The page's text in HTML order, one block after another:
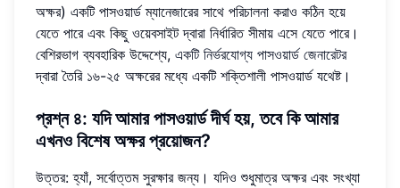
অক্ষর) একটি পাসওয়ার্ড ম্যানেজারের সাথে পরিচালনা করাও কঠিন হয়ে
যেতে পারে এবং কিছু ওয়েবসাইট দ্বারা নির্ধারিত সীমায় এসে যেতে পারে।
বেশিরভাগ ব্যবহারিক উদ্দেশ্যে, একটি নির্ভরযোগ্য পাসওয়ার্ড জেনারেটর
দ্বারা তৈরি ১৬-২৫ অক্ষরের মধ্যে একটি শক্তিশালী পাসওয়ার্ড যথেষ্ট।
প্রশ্ন ৪: যদি আমার পাসওয়ার্ড দীর্ঘ হয়, তবে কি আমার
এখনও বিশেষ অক্ষর প্রয়োজন?
উত্তর: হ্যাঁ, সর্বোত্তম সুরক্ষার জন্য। যদিও শুধুমাত্র অক্ষর এবং সংখ্যা